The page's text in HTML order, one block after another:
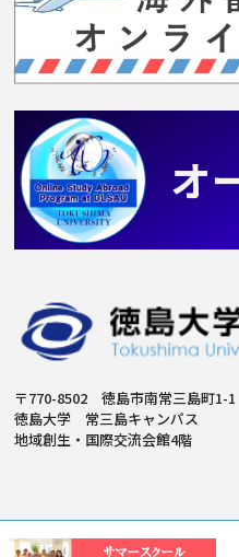
〒770-8502 徳島市南常三島町1-1
徳島大学 常三島キャンパス
地域創生・国際交流会館4階